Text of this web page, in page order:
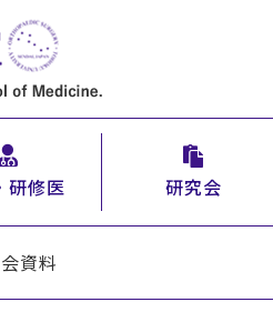
研修医 研究会
資料